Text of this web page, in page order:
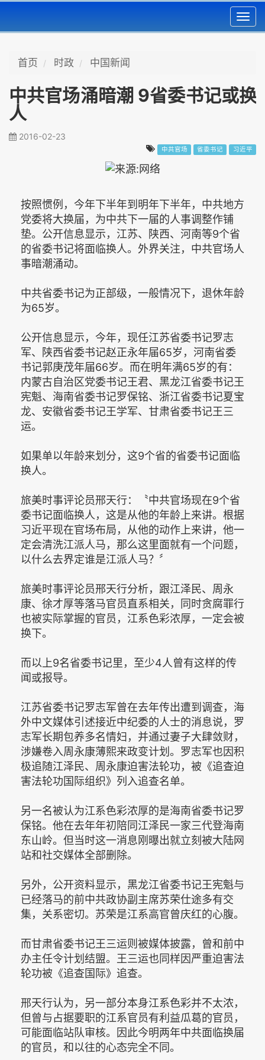
首页 时政 中国新闻
中共官场涌暗潮 9省委书记或换
人
2016-02-23
中共官场 省委书记 习近平
按照惯例，今年下半年到明年下半年，中共地方
党委将大换届，为中共下一届的人事调整作铺
垫。公开信息显示，江苏、陕西、河南等9个省
的省委书记将面临换人。外界关注，中共官场人
事暗潮涌动。
中共省委书记为正部级，一般情况下，退休年龄
为65岁。
公开信息显示，今年，现任江苏省委书记罗志
军、陕西省委书记赵正永年届65岁，河南省委
书记郭庚茂年届66岁。而在明年满65岁的有：
内蒙古自治区党委书记王君、黑龙江省委书记王
宪魁、海南省委书记罗保铭、浙江省委书记夏宝
龙、安徽省委书记王学军、甘肃省委书记王三
运。
如果单以年龄来划分，这9个省的省委书记面临
换人。
旅美时事评论员邢天行：〝中共官场现在9个省
委书记面临换人，这是从他的年龄上来讲。根据
习近平现在官场布局，从他的动作上来讲，他一
定会清洗江派人马，那么这里面就有一个问题，
以什么去界定谁是江派人马？〞
旅美时事评论员邢天行分析，跟江泽民、周永
康、徐才厚等落马官员直系相关，同时贪腐罪行
也被实际掌握的官员，江系色彩浓厚，一定会被
换下。
而以上9名省委书记里，至少4人曾有这样的传
闻或报导。
江苏省委书记罗志军曾在去年传出遭到调查，海
外中文媒体引述接近中纪委的人士的消息说，罗
志军长期包养多名情妇，并通过妻子大肆敛财，
涉嫌卷入周永康薄熙来政变计划。罗志军也因积
极追随江泽民、周永康迫害法轮功，被《追查迫
害法轮功国际组织》列入追查名单。
另一名被认为江系色彩浓厚的是海南省委书记罗
保铭。他在去年年初陪同江泽民一家三代登海南
东山岭。但当时这一消息刚曝出就立刻被大陆网
站和社交媒体全部删除。
另外，公开资料显示，黑龙江省委书记王宪魁与
已经落马的前中共政协副主席苏荣仕途多有交
集，关系密切。苏荣是江系高官曾庆红的心腹。
而甘肃省委书记王三运则被媒体披露，曾和前中
办主任令计划结盟。王三运也同样因严重迫害法
轮功被《追查国际》追查。
邢天行认为，另一部分本身江系色彩并不太浓，
但曾与占据要职的江系官员有利益瓜葛的官员，
可能面临站队审核。因此今明两年中共面临换届
的官员，和以往的心态完全不同。